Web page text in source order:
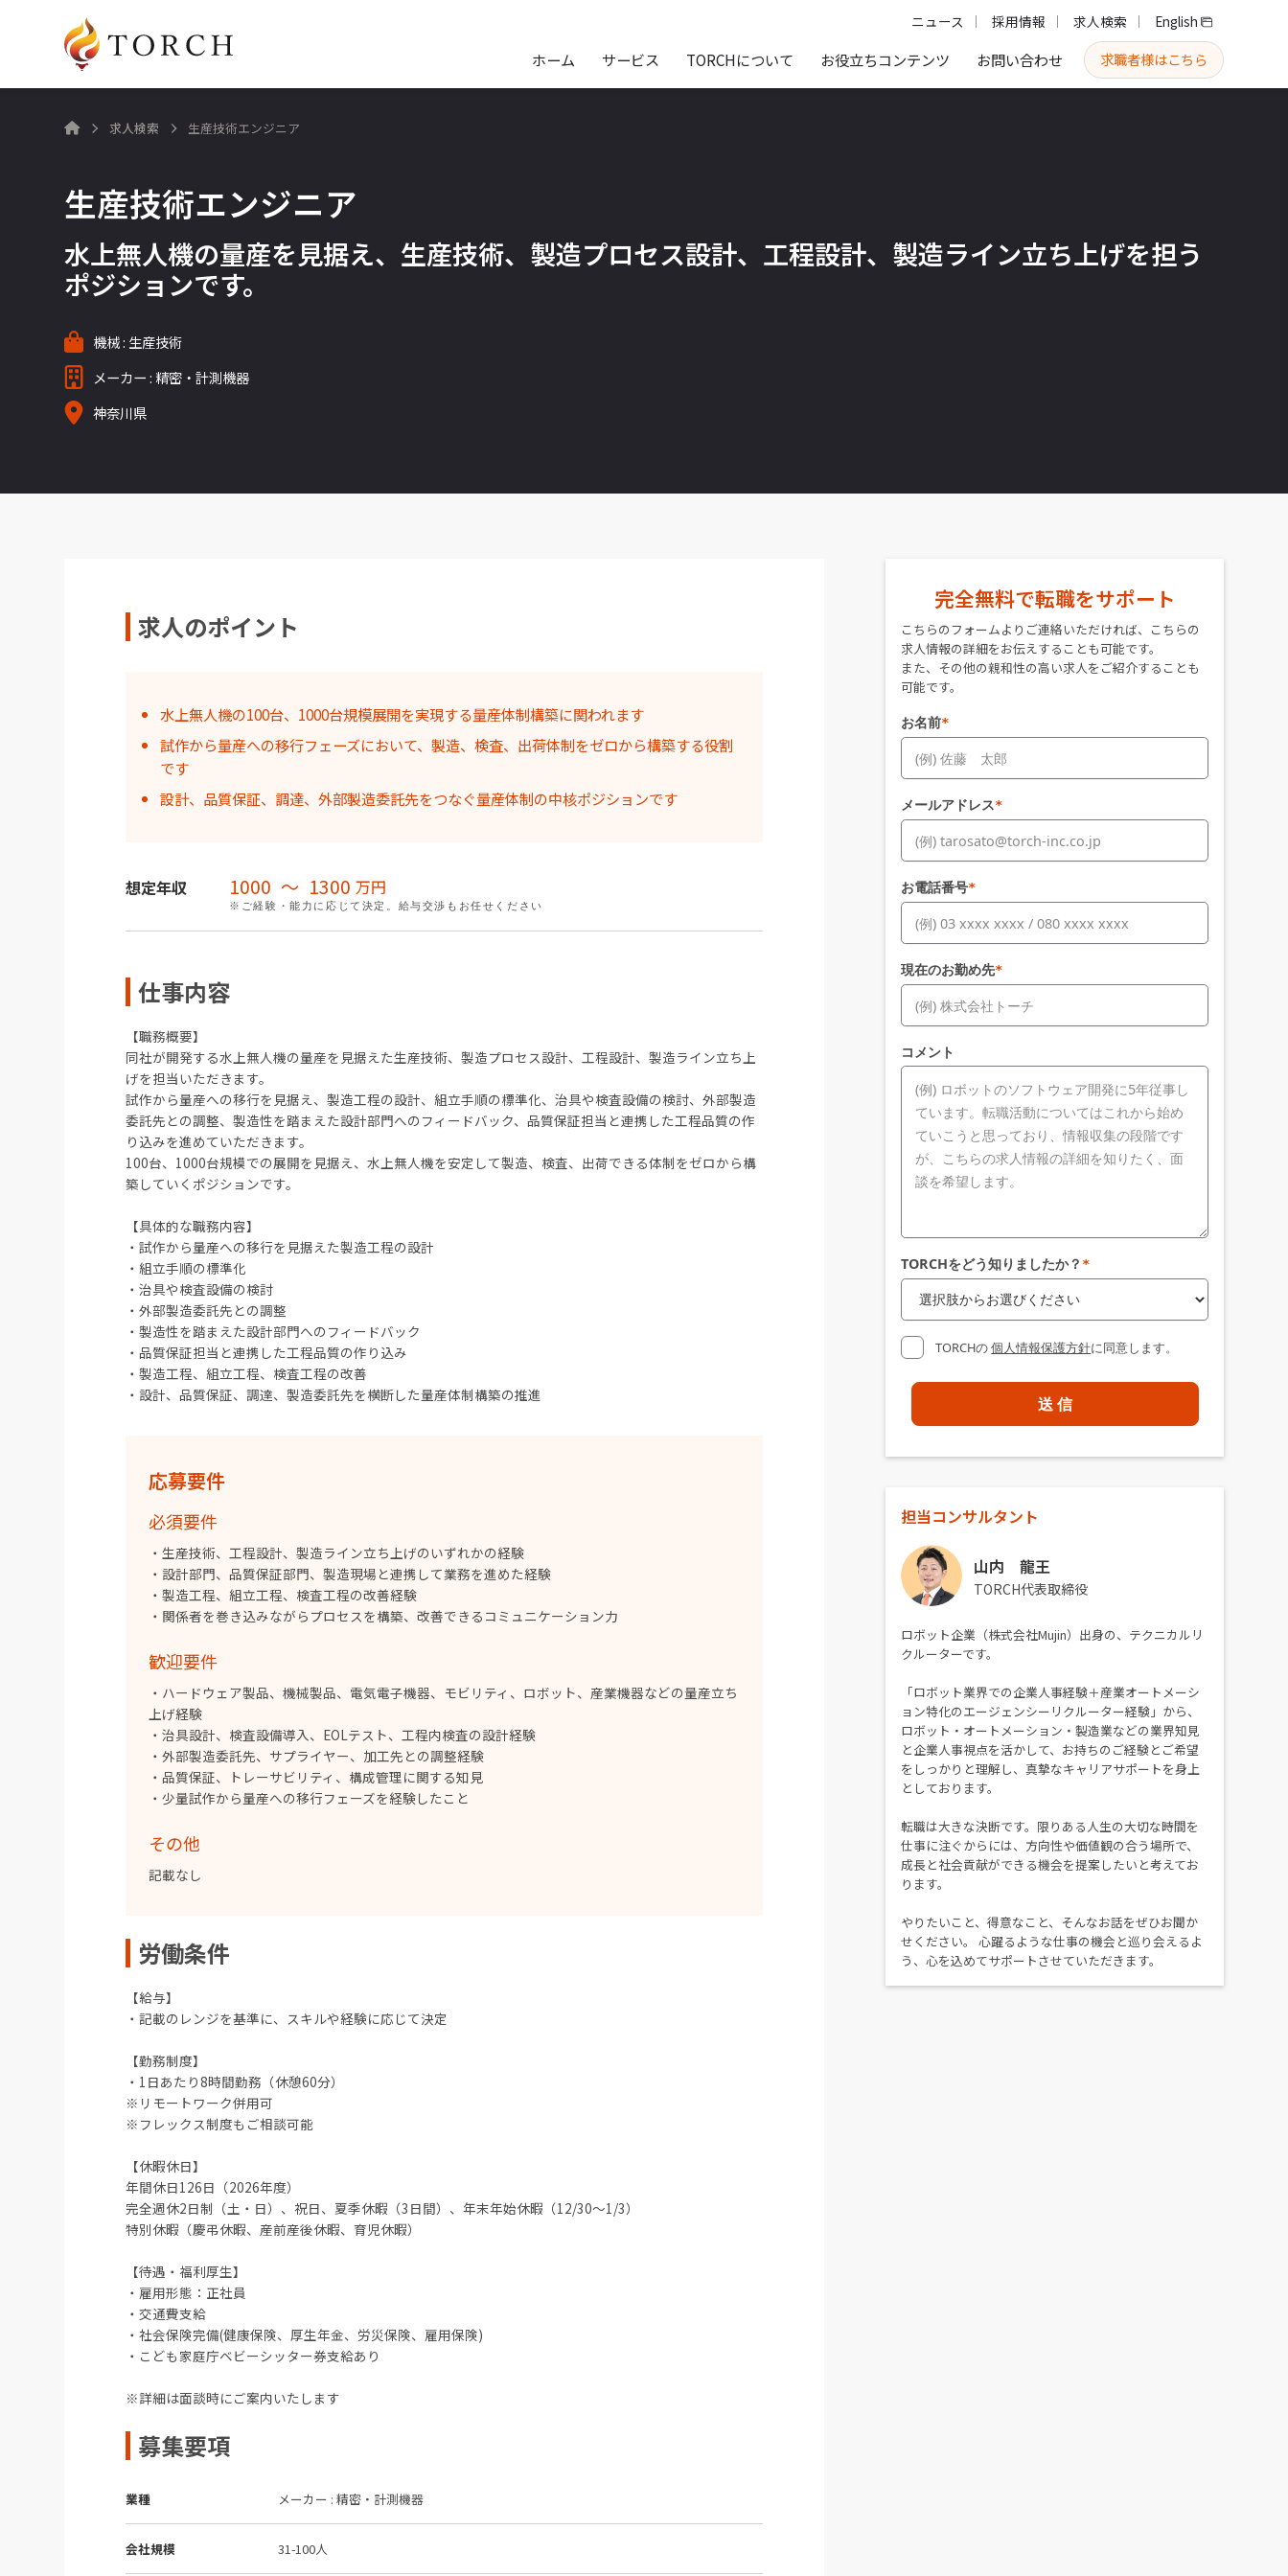
ニュース 採用情報 求人検索 English
ホーム サービス TORCHについて お役立ちコンテンツ お問い合わせ 求職者様はこちら
 求人検索 生産技術エンジニア
生産技術エンジニア
水上無人機の量産を見据え、生産技術、製造プロセス設計、工程設計、製造ライン立ち上げを担う
ポジションです。
機械 : 生産技術
メーカー : 精密・計測機器
神奈川県
求人のポイント
水上無人機の100台、1000台規模展開を実現する量産体制構築に関われます
試作から量産への移行フェーズにおいて、製造、検査、出荷体制をゼロから構築する役割
です
設計、品質保証、調達、外部製造委託先をつなぐ量産体制の中核ポジションです
想定年収 1000 〜 1300 万円
※ご経験・能力に応じて決定。給与交渉もお任せください
仕事内容
【職務概要】
同社が開発する水上無人機の量産を見据えた生産技術、製造プロセス設計、工程設計、製造ライン立ち上
げを担当いただきます。
試作から量産への移行を見据え、製造工程の設計、組立手順の標準化、治具や検査設備の検討、外部製造
委託先との調整、製造性を踏まえた設計部門へのフィードバック、品質保証担当と連携した工程品質の作
り込みを進めていただきます。
100台、1000台規模での展開を見据え、水上無人機を安定して製造、検査、出荷できる体制をゼロから構
築していくポジションです。
【具体的な職務内容】
・試作から量産への移行を見据えた製造工程の設計
・組立手順の標準化
・治具や検査設備の検討
・外部製造委託先との調整
・製造性を踏まえた設計部門へのフィードバック
・品質保証担当と連携した工程品質の作り込み
・製造工程、組立工程、検査工程の改善
・設計、品質保証、調達、製造委託先を横断した量産体制構築の推進
応募要件
必須要件
・生産技術、工程設計、製造ライン立ち上げのいずれかの経験
・設計部門、品質保証部門、製造現場と連携して業務を進めた経験
・製造工程、組立工程、検査工程の改善経験
・関係者を巻き込みながらプロセスを構築、改善できるコミュニケーション力
歓迎要件
・ハードウェア製品、機械製品、電気電子機器、モビリティ、ロボット、産業機器などの量産立ち
上げ経験
・治具設計、検査設備導入、EOLテスト、工程内検査の設計経験
・外部製造委託先、サプライヤー、加工先との調整経験
・品質保証、トレーサビリティ、構成管理に関する知見
・少量試作から量産への移行フェーズを経験したこと
その他
記載なし
労働条件
【給与】
・記載のレンジを基準に、スキルや経験に応じて決定
【勤務制度】
・1日あたり8時間勤務（休憩60分）
※リモートワーク併用可
※フレックス制度もご相談可能
【休暇休日】
年間休日126日（2026年度）
完全週休2日制（土・日）、祝日、夏季休暇（3日間）、年末年始休暇（12/30～1/3）
特別休暇（慶弔休暇、産前産後休暇、育児休暇）
【待遇・福利厚生】
・雇用形態：正社員
・交通費支給
・社会保険完備(健康保険、厚生年金、労災保険、雇用保険)
・こども家庭庁ベビーシッター券支給あり
※詳細は面談時にご案内いたします
募集要項
業種 メーカー : 精密・計測機器
会社規模 31-100人
完全無料で転職をサポート
こちらのフォームよりご連絡いただければ、こちらの
求人情報の詳細をお伝えすることも可能です。
また、その他の親和性の高い求人をご紹介することも
可能です。
お名前*
メールアドレス*
お電話番号*
現在のお勤め先*
コメント
TORCHをどう知りましたか？ *
TORCHの個人情報保護方針に同意します。
担当コンサルタント
山内 龍王
TORCH代表取締役
ロボット企業（株式会社Mujin）出身の、テクニカルリ
クルーターです。
「ロボット業界での企業人事経験＋産業オートメーシ
ョン特化のエージェンシーリクルーター経験」から、
ロボット・オートメーション・製造業などの業界知見
と企業人事視点を活かして、お持ちのご経験とご希望
をしっかりと理解し、真摯なキャリアサポートを身上
としております。
転職は大きな決断です。限りある人生の大切な時間を
仕事に注ぐからには、方向性や価値観の合う場所で、
成長と社会貢献ができる機会を提案したいと考えてお
ります。
やりたいこと、得意なこと、そんなお話をぜひお聞か
せください。 心躍るような仕事の機会と巡り会えるよ
う、心を込めてサポートさせていただきます。